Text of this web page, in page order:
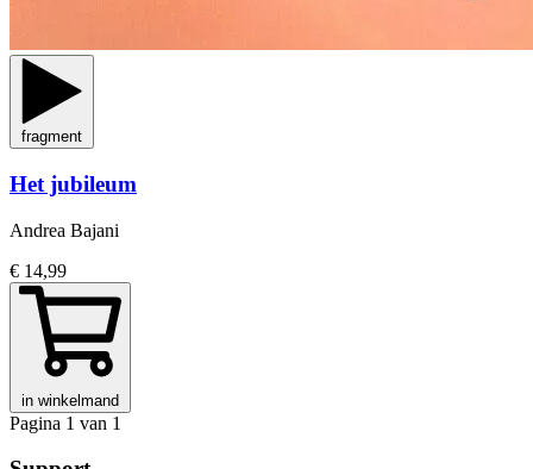
fragment
Het jubileum
Andrea Bajani
€ 14,99
in winkelmand
Pagina 1 van 1